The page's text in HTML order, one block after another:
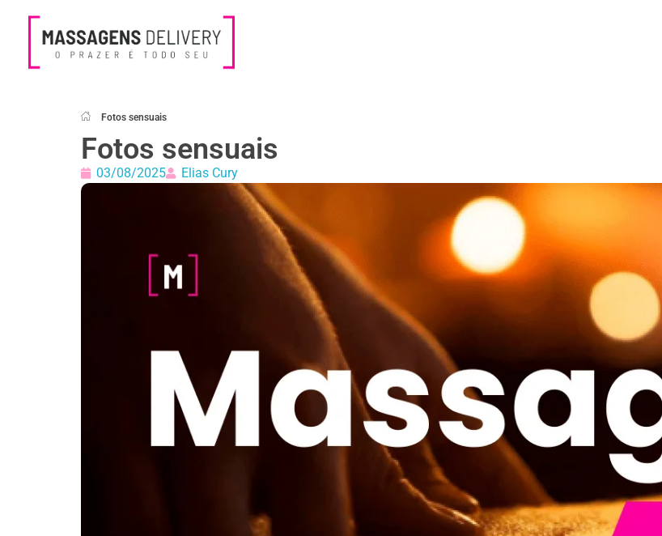
Fotos sensuais
Fotos sensuais
03/08/2025 Elias Cury